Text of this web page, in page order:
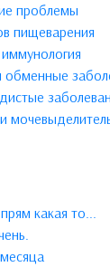
проблемы
пищеварения
какая то...